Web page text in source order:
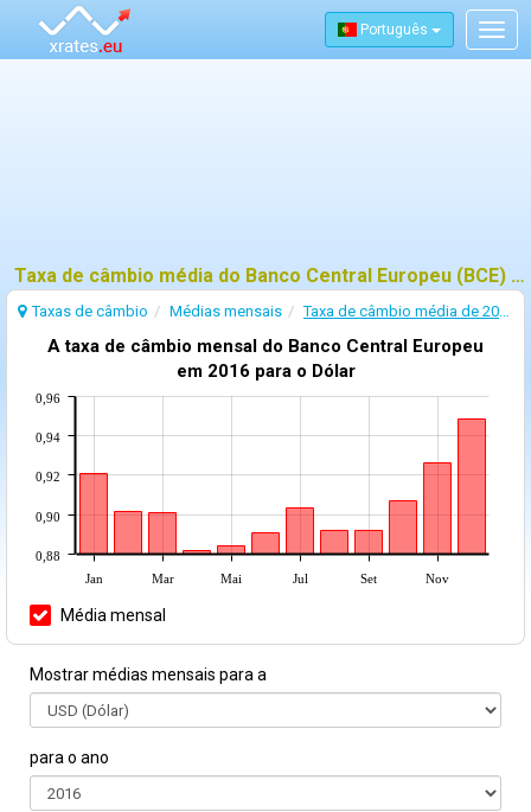
Português
Taxa de câmbio média do Banco Central Europeu (BCE) - 2016
Taxas de câmbio Médias mensais Taxa de câmbio média de 2016
A taxa de câmbio mensal do Banco Central Europeu
em 2016 para o Dólar
Jan Mar Mai Jul Set Nov
0,88
0,90
0,92
0,94
0,96
Média mensal
Mostrar médias mensais para a
para o ano